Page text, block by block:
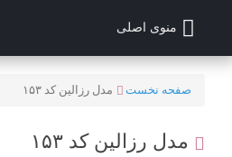
منوی اصلی
صفحه نخست مدل رزالین کد ۱۵۳
مدل رزالین کد ۱۵۳